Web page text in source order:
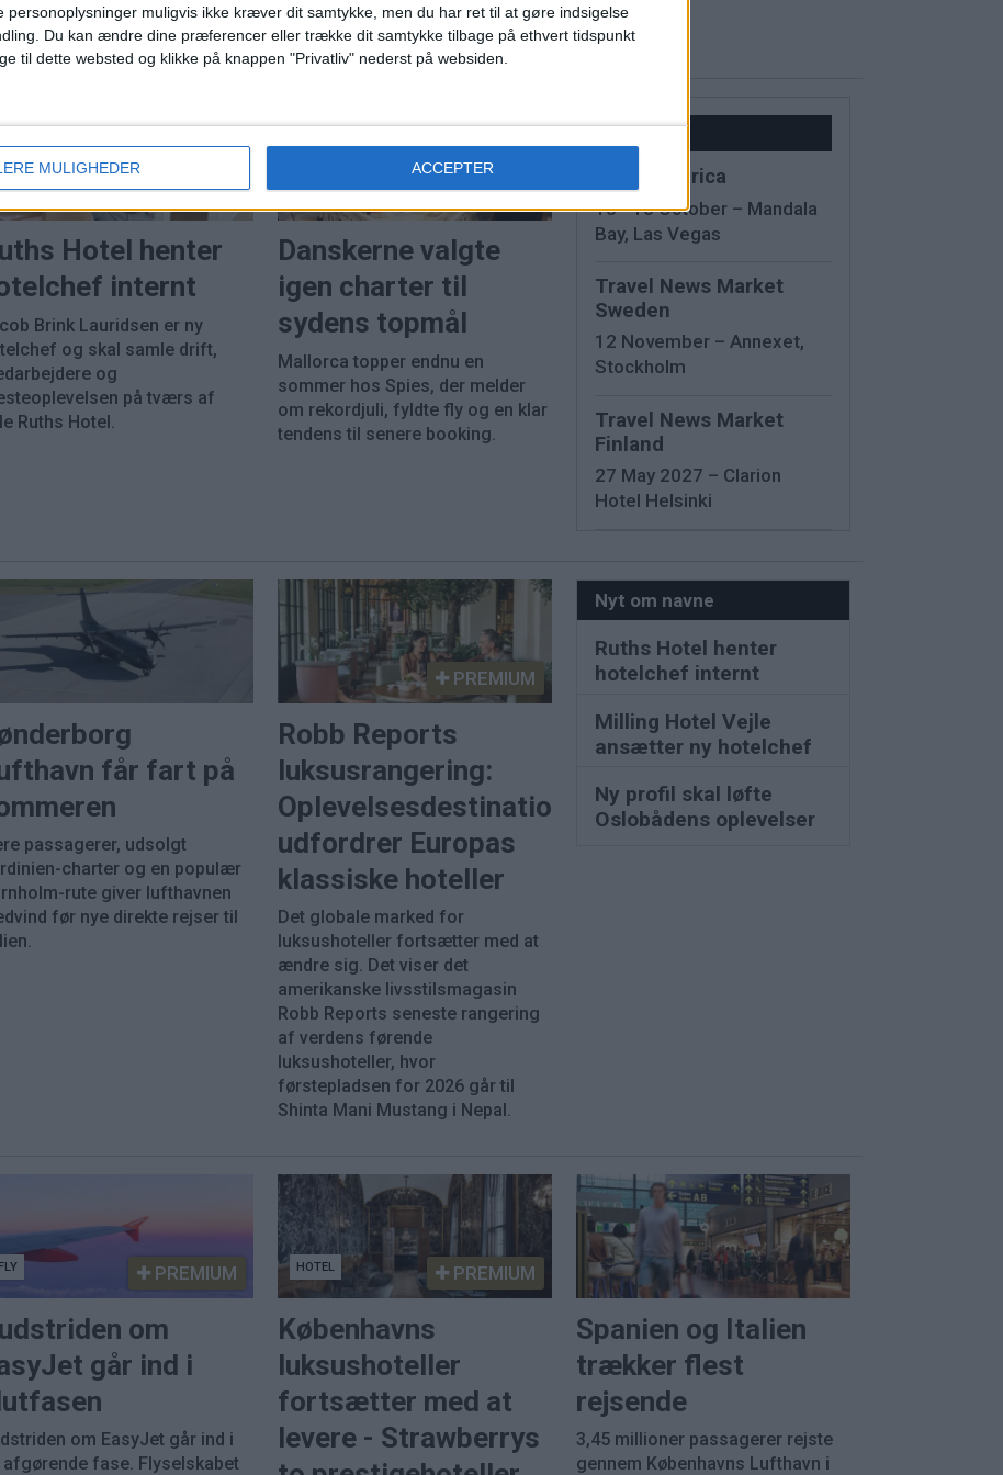
personoplysninger muligvis ikke kræver dit samtykke, men du har ret til at gøre indsigelse
Du kan ændre dine præferencer eller trække dit samtykke tilbage på ethvert tidspunkt
til dette websted og klikke på knappen "Privatliv" nederst på websiden.
MULIGHEDER ACCEPTER
Hotel henter
internt
Brink Lauridsen er ny
og skal samle drift,
og
på tværs af
Ruths Hotel.
ARRANGØR
Danskerne valgte
igen charter til
sydens topmål
Mallorca topper endnu en
sommer hos Spies, der melder
om rekordjuli, fyldte fly og en klar
tendens til senere booking.
Kalender
IMEX America
13 - 15 October – Mandala
Bay, Las Vegas
Travel News Market
Sweden
12 November – Annexet,
Stockholm
Travel News Market
Finland
27 May 2027 – Clarion
Hotel Helsinki
får fart på
passagerer, udsolgt
charter og en populær
rute giver lufthavnen
før nye direkte rejser til
PREMIUM
Robb Reports
luksusrangering:
Oplevelsesdestinationer
udfordrer Europas
klassiske hoteller
Det globale marked for
luksushoteller fortsætter med at
ændre sig. Det viser det
amerikanske livsstilsmagasin
Robb Reports seneste rangering
af verdens førende
luksushoteller, hvor
førstepladsen for 2026 går til
Shinta Mani Mustang i Nepal.
Nyt om navne
Ruths Hotel henter
hotelchef internt
Milling Hotel Vejle
ansætter ny hotelchef
Ny profil skal løfte
Oslobådens oplevelser
FLY PREMIUM
om
går ind i
om EasyJet går ind i
afgørende fase. Flyselskabet
HOTEL PREMIUM
Københavns
luksushoteller
fortsætter med at
levere - Strawberrys
Spanien og Italien
trækker flest
rejsende
3,45 millioner passagerer rejste
gennem Københavns Lufthavn i